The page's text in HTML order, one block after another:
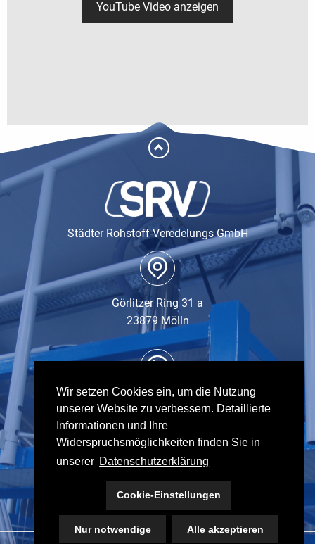
Wir setzen Cookies ein, um die Nutzung
unserer Website zu verbessern. Detaillierte
Informationen und Ihre
Widerspruchsmöglichkeiten finden Sie in
unserer Datenschutzerklärung
Cookie-Einstellungen
Nur notwendige Alle akzeptieren
YouTube Video anzeigen
Städter Rohstoff-Veredelungs GmbH
Görlitzer Ring 31 a
23879 Mölln
Tel.:04542 - 83 67 27
Fax: 04542 - 83 66 69
info@srv-gmbh.com